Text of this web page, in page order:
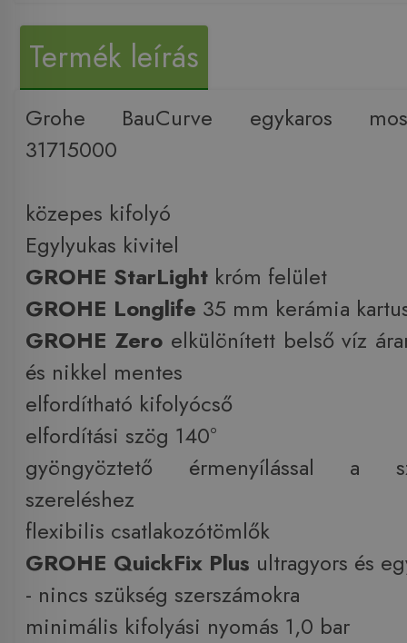
Termék leírás
Grohe BauCurve egykaros
31715000
közepes kifolyó
Egylyukas kivitel
GROHE StarLightkróm felület
GROHE Longlife 35 mm kerámia
GROHE Zeroelkülönített belső víz
és nikkel mentes
elfordítható kifolyócső
elfordítási szög 140°
gyöngyöztető érmenyílással a
szereléshez
flexibilis csatlakozótömlők
GROHE QuickFix Plus ultragyors és
- nincs szükség szerszámokra
minimális kifolyási nyomás 1,0 bar